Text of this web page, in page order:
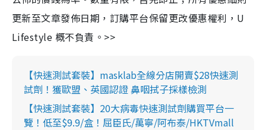
更新至文章發佈日期，訂購平台保留更改優惠權利，U
Lifestyle 概不負責。>>
【快速測試套裝】masklab全線分店開賣$28快速測
試劑！獲歐盟、英國認證 鼻咽拭子採樣檢測
【快速測試套裝】20大病毒快速測試劑購買平台一
覽！低至$9.9/盒！屈臣氏/萬寧/阿布泰/HKTVmall